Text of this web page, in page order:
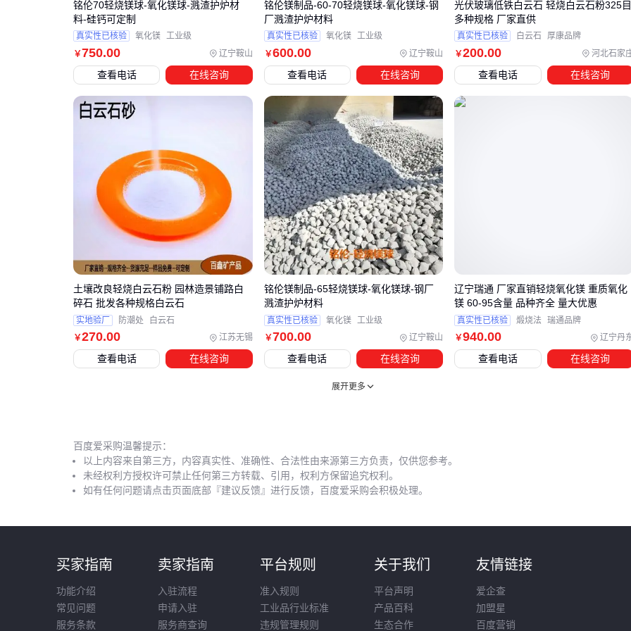
输送环节：高湿度环境优先选用槽钢锰矿输送机
防粘料，
粉尘大的场地应考虑
矿用带式提升机
的密闭设计
分选阶段：碳酸锰矿搭配可调磁场磁选机
更灵活，二氧化
锰矿则需
锰矿振动筛
控制入料粒度
艺参数
忽视设备匹配性可能引发连锁问题。例如直接沿用铁矿用的
矿雷蒙磨
处理高硬度锰矿石
板磨损。建议在设备验收阶段就用锰矿样品实测处理能力，而
非仅依赖标称参数。
五、这些操作细节决定了轻锰矿的实际利用率
轻锰矿的存储特性常被低估。碳酸锰矿吸潮后易板结，需用
砂编织袋
配合防潮垫板堆放；二氧化锰矿粉若接触油脂可能
自燃，应远离
热源单独存放。雨季来临时，防洪
集装袋能有效避免矿粉结块损失。
加工过程中的隐蔽风险：
定期用锰矿筛分设备
检查产品粒度分布，能及时发现磨粉机
衬板磨损问题。对于化工级锰矿，分装时采用锰矿吨袋比散装
根据终端用途选择锰矿浮选机
或磁选机等主设备，最后用防
潮包装和专用输送带等细节保障运营效率，才能实现真正的价
值采购。
￥750.00 辽宁鞍山
铭伦70轻烧镁球-氧化镁球-溅渣护炉材
料-硅钙可定制
真实性已核验 氧化镁 工业级
查看电话 在线咨询
￥600.00 辽宁鞍山
铭伦镁制品-60-70轻烧镁球-氧化镁球-钢
厂溅渣护炉材料
真实性已核验 氧化镁 工业级
查看电话 在线咨询
￥200.00 河北石家
光伏玻璃低铁白云石 轻烧白云石粉325
多种规格 厂家直供
真实性已核验 白云石 厚康品牌
查看电话 在线咨询
￥270.00 江苏无锡
土壤改良轻烧白云石粉 园林造景铺路白
碎石 批发各种规格白云石
实地验厂 防潮处 白云石
查看电话 在线咨询
￥700.00 辽宁鞍山
铭伦镁制品-65轻烧镁球-氧化镁球-钢厂
溅渣护炉材料
真实性已核验 氧化镁 工业级
查看电话 在线咨询
￥940.00 辽宁丹
辽宁瑞通 厂家直销轻烧氧化镁 重质氧化
镁 60-95含量 品种齐全 量大优惠
真实性已核验 煅烧法 瑞通品牌
查看电话 在线咨询
展开更多
百度爱采购温馨提示：
以上内容来自第三方，内容真实性、准确性、合法性由来源第三方负责，仅供您参考。
未经权利方授权许可禁止任何第三方转载、引用，权利方保留追究权利。
如有任何问题请点击页面底部『建议反馈』进行反馈，百度爱采购会积极处理。
买家指南
功能介绍
常见问题
服务条款
卖家指南
入驻流程
申请入驻
服务商查询
平台规则
准入规则
工业品行业标准
违规管理规则
关于我们
平台声明
产品百科
生态合作
友情链接
爱企查
加盟星
百度营销